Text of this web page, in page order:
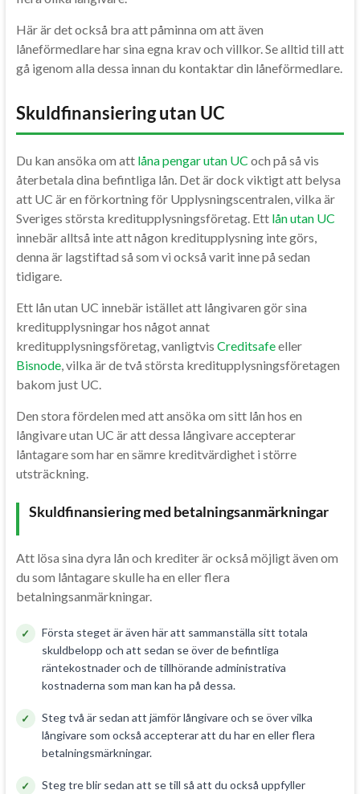
Här är det också bra att påminna om att även
låneförmedlare har sina egna krav och villkor. Se alltid till att
gå igenom alla dessa innan du kontaktar din låneförmedlare.
Skuldfinansiering utan UC
Du kan ansöka om att låna pengar utan UC och på så vis
återbetala dina befintliga lån. Det är dock viktigt att belysa
att UC är en förkortning för Upplysningscentralen, vilka är
Sveriges största kreditupplysningsföretag. Ett lån utan UC
innebär alltså inte att någon kreditupplysning inte görs,
denna är lagstiftad så som vi också varit inne på sedan
tidigare.
Ett lån utan UC innebär istället att långivaren gör sina
kreditupplysningar hos något annat
kreditupplysningsföretag, vanligtvis Creditsafeeller
Bisnode, vilka är de två största kreditupplysningsföretagen
bakom just UC.
Den stora fördelen med att ansöka om sitt lån hos en
långivare utan UC är att dessa långivare accepterar
låntagare som har en sämre kreditvärdighet i större
utsträckning.
Skuldfinansiering med betalningsanmärkningar
Att lösa sina dyra lån och krediter är också möjligt även om
du som låntagare skulle ha en eller flera
betalningsanmärkningar.
Första steget är även här att sammanställa sitt totala
skuldbelopp och att sedan se över de befintliga
räntekostnader och de tillhörande administrativa
kostnaderna som man kan ha på dessa.
Steg två är sedan att jämför långivare och se över vilka
långivare som också accepterar att du har en eller flera
betalningsmärkningar.
Steg tre blir sedan att se till så att du också uppfyller